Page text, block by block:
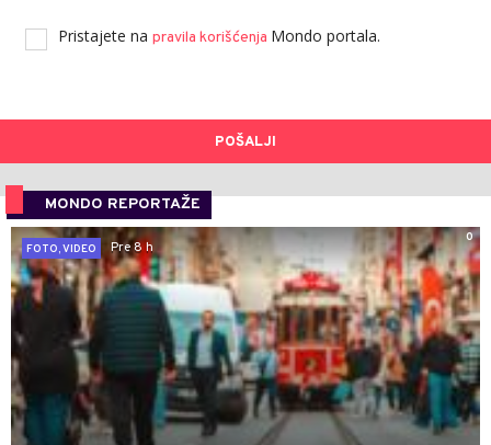
Pristajete na pravila korišćenja Mondo portala.
POŠALJI
MONDO REPORTAŽE
0
FOTO, VIDEO
Pre 8 h